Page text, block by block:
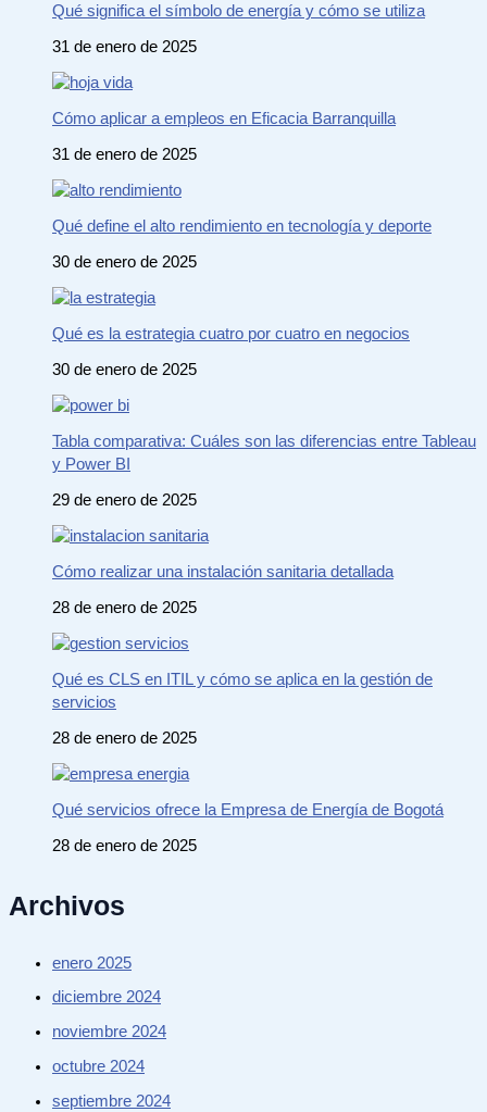
Qué significa el símbolo de energía y cómo se utiliza
31 de enero de 2025
Cómo aplicar a empleos en Eficacia Barranquilla
31 de enero de 2025
Qué define el alto rendimiento en tecnología y deporte
30 de enero de 2025
Qué es la estrategia cuatro por cuatro en negocios
30 de enero de 2025
Tabla comparativa: Cuáles son las diferencias entre Tableau
y Power BI
29 de enero de 2025
Cómo realizar una instalación sanitaria detallada
28 de enero de 2025
Qué es CLS en ITIL y cómo se aplica en la gestión de
servicios
28 de enero de 2025
Qué servicios ofrece la Empresa de Energía de Bogotá
28 de enero de 2025
Archivos
enero 2025
diciembre 2024
noviembre 2024
octubre 2024
septiembre 2024